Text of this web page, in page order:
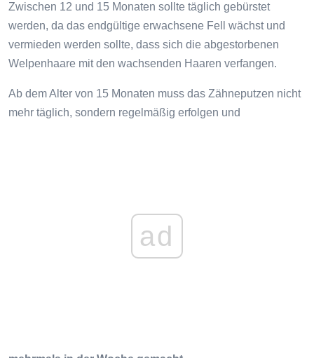
Zwischen 12 und 15 Monaten sollte täglich gebürstet
werden, da das endgültige erwachsene Fell wächst und
vermieden werden sollte, dass sich die abgestorbenen
Welpenhaare mit den wachsenden Haaren verfangen.
Ab dem Alter von 15 Monaten muss das Zähneputzen nicht
mehr täglich, sondern regelmäßig erfolgen und
ad